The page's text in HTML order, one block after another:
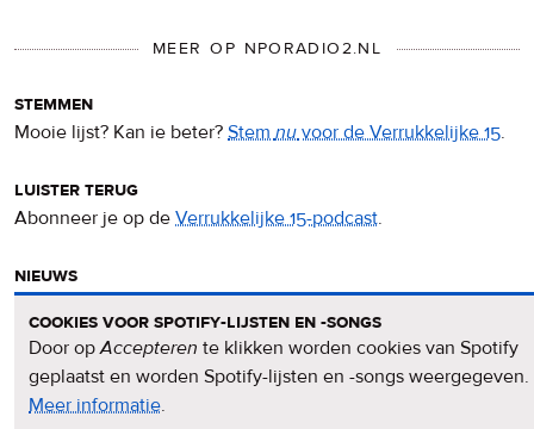
MEER OP NPORADIO2.NL
stemmen
Mooie lijst? Kan ie beter? Stem nu voor de Verrukkelijke 15.
luister terug
Abonneer je op de Verrukkelijke 15-podcast.
nieuws
HetVerrukkelijke 15-nieuwsop de NPO Radio 2-website.
nieuwsbrief
Meld je aan voor deVerrukkelijke 15-nieuwsbrief.
cookies voor spotify-lijsten en -songs
Door opAccepteren te klikken worden cookies van Spotify
geplaatst en worden Spotify-lijsten en -songs weergegeven.
Meer informatieover
.